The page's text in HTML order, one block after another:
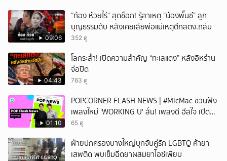
09:06
“ก้อง ห้วยไร่” สุดช็อก! รู้สาเหตุ “น้องพั๊นซ์“ ลูก
บุญธรรมดับ หลังเคยเสียพ่อแม่เหตุตึกสตง.ถล่ม
352 ดู
04:43
โลกระส่ำ! เปิดความสำคัญ “ทะเลแดง” หลังอิหร่าน
จ่อปิด
763 ดู
01:10
POPCORNER FLASH NEWS | #MicMac ชวนฟัง
เพลงใหม่ 'WORKING U' ลั่น! เพลงดี ฮีลใจ เปิด
ฟังได้ทุกสถานการณ์
65 ดู
ฝ่ายปกครองบางใหญ่บุกจับคู่รัก LGBTQ ค้ายา
เสพติด พบเข็มฉีดยาผสมยาไอซ์เพียบ